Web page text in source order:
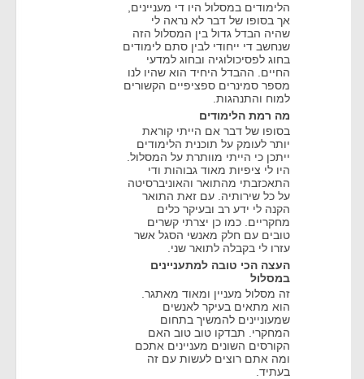
הלימודים במסלול היו די מעניינים,
אך בסופו של דבר לא נראה לי
שהיה הבדל גדול בין המסלול הזה
שנחשב די ייחודי לבין סתם לימודים
בחוג לפסיכולוגיה ובחוג למדעי
החיים. ההבדל היחיד הוא שהיו לנו
מספר סמינרים ספציפיים הקשורים
למוח והתנהגות.
מה רמת הלימודים
בסופו של דבר אם הייתי קוראת
יותר לעומק על תוכנית הלימודים
ייתכן כי הייתי מוותרת על המסלול.
היו לי ציפיות מאוד גבוהות ודי
התאכזבתי מהתואר והאוניברסיטה
על כל שירותיה. עם זאת התואר
הקנה לי ידע רב ובעיקר כלים
מחקריים. כמו כן יצרתי קשרים
טובים עם חלק מאנשי הסגל אשר
עזרו לי בקבלה לתואר שני.
העצה הכי טובה למתעניינים
במסלול
זה מסלול מעניין ומאוד מאתגר.
הוא מתאים בעיקר לאנשים
שמעוניינים להמשיך בתחום
המחקרי. תבדקו טוב טוב האם
הקורסים השונים מעניינים אתכם
ומה אתם רוצים לעשות עם זה
בעתיד.